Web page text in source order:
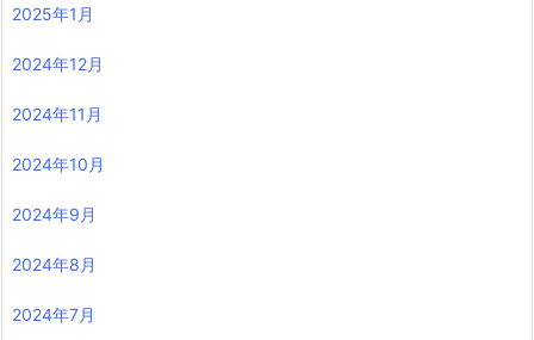
2025年1月
2024年12月
2024年11月
2024年10月
2024年9月
2024年8月
2024年7月